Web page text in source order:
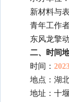
新材料与表
青年工作者
东风龙擎动
二、时间地
时间：
地点：湖北
地址：十堰